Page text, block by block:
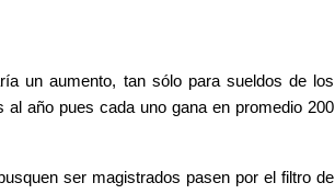
un aumento, tan sólo para sueldos de los
año pues cada uno gana en promedio 200
ser magistrados pasen por el filtro de